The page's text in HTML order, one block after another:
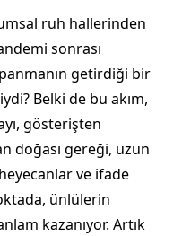
ruh hallerinden
sonrası
getirdiği bir
Belki de bu akım,
gösterişten
doğası gereği, uzun
ve ifade
ünlülerin
kazanıyor. Artık